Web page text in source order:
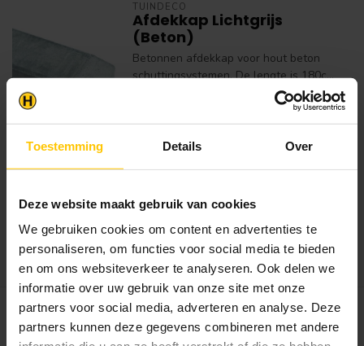
Toestemming Details Over
Deze website maakt gebruik van cookies
We gebruiken cookies om content en advertenties te
personaliseren, om functies voor social media te bieden
en om ons websiteverkeer te analyseren. Ook delen we
informatie over uw gebruik van onze site met onze
partners voor social media, adverteren en analyse. Deze
partners kunnen deze gegevens combineren met andere
TUINDECO
Afdekkap Lichtgrijs
(Beton)
Betonnen afdekkap voor hout beton
schuttingsystemen. De lengte is 180c...
Op voorraad in webshop
Let op, geen standaard voorraad
bij de leverancier. Let op, de
bezorgtijd is op dit moment
gemiddeld 5 a 10 werkdagen.
Bekijken
TUINDECO
Beton Schutting